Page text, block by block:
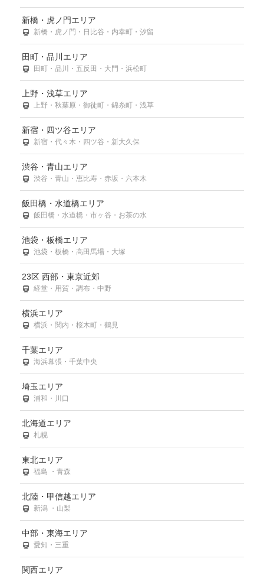
新橋・虎ノ門エリア
新橋・虎ノ門・日比谷・内幸町・汐留
田町・品川エリア
田町・品川・五反田・大門・浜松町
上野・浅草エリア
上野・秋葉原・御徒町・錦糸町・浅草
新宿・四ツ谷エリア
新宿・代々木・四ツ谷・新大久保
渋谷・青山エリア
渋谷・青山・恵比寿・赤坂・六本木
飯田橋・水道橋エリア
飯田橋・水道橋・市ヶ谷・お茶の水
池袋・板橋エリア
池袋・板橋・高田馬場・大塚
23区 西部・東京近郊
経堂・用賀・調布・中野
横浜エリア
横浜・関内・桜木町・鶴見
千葉エリア
海浜幕張・千葉中央
埼玉エリア
浦和・川口
北海道エリア
札幌
東北エリア
福島 ・青森
北陸・甲信越エリア
新潟 ・山梨
中部・東海エリア
愛知・三重
関西エリア